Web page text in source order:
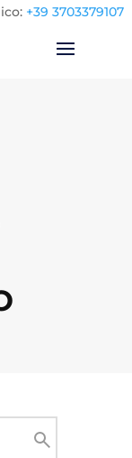
+39 3703379107
Cerca